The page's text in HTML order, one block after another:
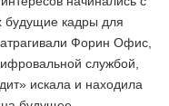
будущие кадры для
Форин Офис,
службой,
искала и находила